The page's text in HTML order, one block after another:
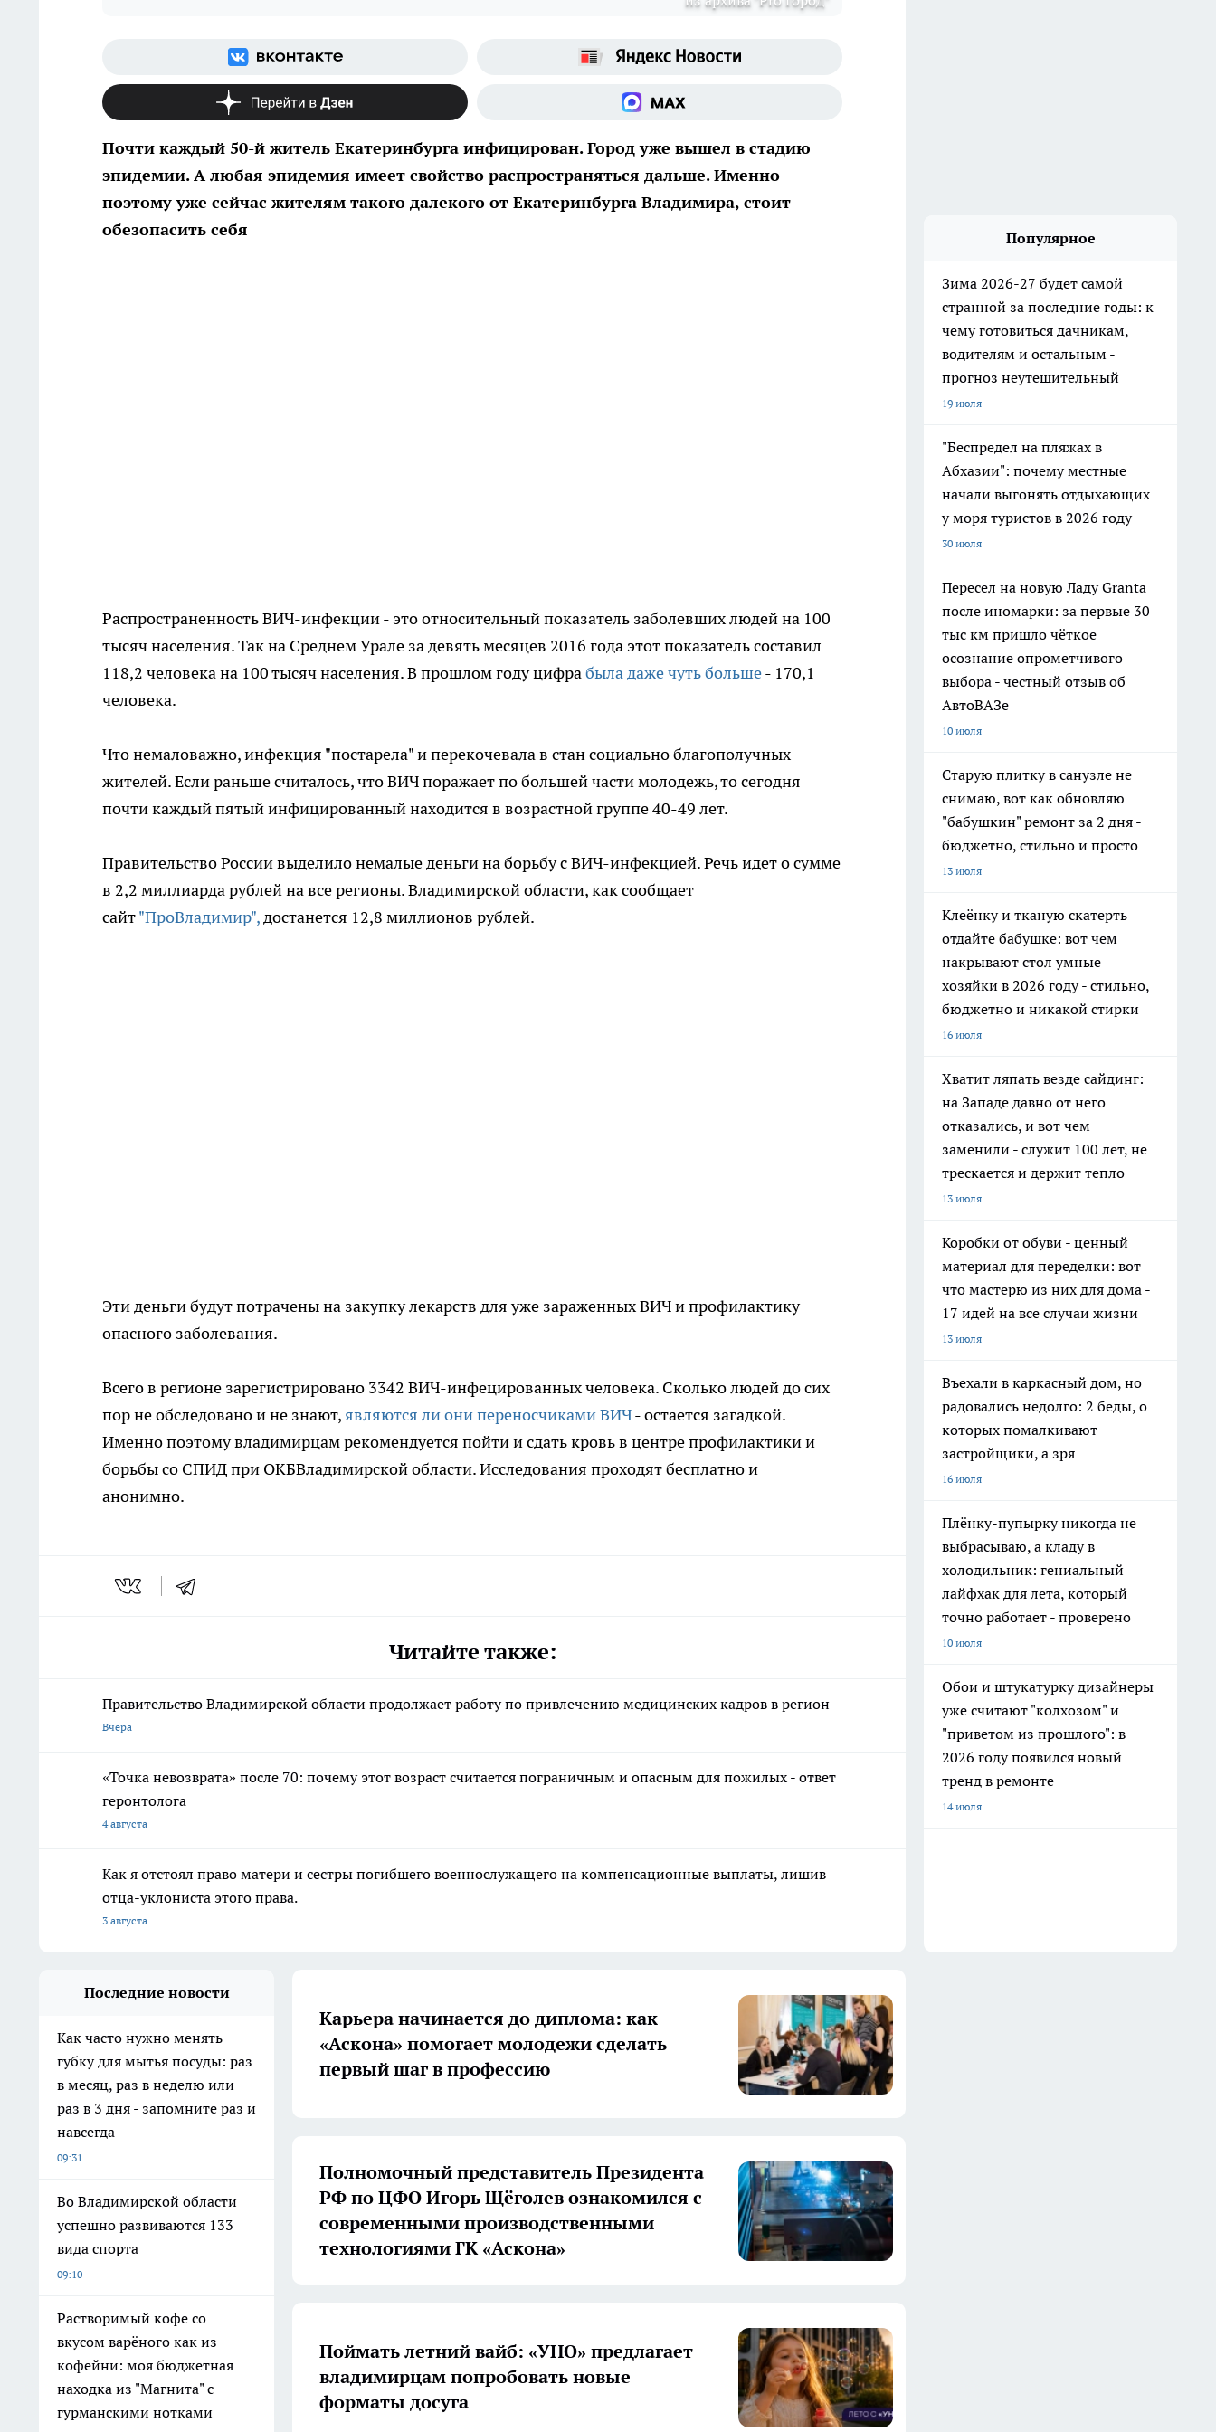
Почти каждый 50-й житель Екатеринбурга инфицирован. Город уже вышел в стадию
эпидемии. А любая эпидемия имеет свойство распространяться дальше. Именно
поэтому уже сейчас жителям такого далекого от Екатеринбурга Владимира, стоит
обезопасить себя
Распространенность ВИЧ-инфекции - это относительный показатель заболевших людей на 100
тысяч населения. Так на Среднем Урале за девять месяцев 2016 года этот показатель составил
118,2 человека на 100 тысяч населения. В прошлом году цифрабыла даже чуть больше- 170,1
человека.
Что немаловажно, инфекция "постарела" и перекочевала в стан социально благополучных
жителей. Если раньше считалось, что ВИЧ поражает по большей части молодежь, то сегодня
почти каждый пятый инфицированный находится в возрастной группе 40-49 лет.
Правительство России выделило немалые деньги на борьбу с ВИЧ-инфекцией. Речь идет о сумме
в 2,2 миллиарда рублей на все регионы. Владимирской области, как сообщает
сайт"ПроВладимир",достанется 12,8 миллионов рублей.
Эти деньги будут потрачены на закупку лекарств для уже зараженных ВИЧ и профилактику
опасного заболевания.
Всего в регионе зарегистрировано 3342 ВИЧ-инфецированных человека. Сколько людей до сих
пор не обследовано и не знают,являются ли они переносчиками ВИЧ- остается загадкой.
Именно поэтому владимирцам рекомендуется пойти и сдать кровь в центре профилактики и
борьбы со СПИД при ОКБВладимирской области. Исследования проходят бесплатно и
анонимно.
Читайте также:
Правительство Владимирской области продолжает работу по привлечению медицинских кадров в регион
Вчера
«Точка невозврата» после 70: почему этот возраст считается пограничным и опасным для пожилых - ответ
геронтолога
4 августа
Как я отстоял право матери и сестры погибшего военнослужащего на компенсационные выплаты, лишив
отца-уклониста этого права.
3 августа
Популярное
Зима 2026-27 будет самой
странной за последние годы: к
чему готовиться дачникам,
водителям и остальным -
прогноз неутешительный
19 июля
"Беспредел на пляжах в
Абхазии": почему местные
начали выгонять отдыхающих
у моря туристов в 2026 году
30 июля
Пересел на новую Ладу Granta
после иномарки: за первые 30
тыс км пришло чёткое
осознание опрометчивого
выбора - честный отзыв об
АвтоВАЗе
10 июля
Старую плитку в санузле не
снимаю, вот как обновляю
"бабушкин" ремонт за 2 дня -
бюджетно, стильно и просто
13 июля
Клеёнку и тканую скатерть
отдайте бабушке: вот чем
накрывают стол умные
хозяйки в 2026 году - стильно,
бюджетно и никакой стирки
16 июля
Хватит ляпать везде сайдинг:
на Западе давно от него
отказались, и вот чем
заменили - служит 100 лет, не
трескается и держит тепло
13 июля
Коробки от обуви - ценный
материал для переделки: вот
что мастерю из них для дома -
17 идей на все случаи жизни
13 июля
Въехали в каркасный дом, но
радовались недолго: 2 беды, о
которых помалкивают
застройщики, а зря
16 июля
Плёнку-пупырку никогда не
выбрасываю, а кладу в
холодильник: гениальный
лайфхак для лета, который
точно работает - проверено
10 июля
Обои и штукатурку дизайнеры
уже считают "колхозом" и
"приветом из прошлого": в
2026 году появился новый
тренд в ремонте
14 июля
Последние новости
Как часто нужно менять
губку для мытья посуды: раз
в месяц, раз в неделю или
раз в 3 дня - запомните раз и
навсегда
09:31
Во Владимирской области
успешно развиваются 133
вида спорта
09:10
Растворимый кофе со
вкусом варёного как из
кофейни: моя бюджетная
находка из "Магнита" с
гурманскими нотками
Карьера начинается до диплома: как
«Аскона» помогает молодежи сделать
первый шаг в профессию
Полномочный представитель Президента
РФ по ЦФО Игорь Щёголев ознакомился с
современными производственными
технологиями ГК «Аскона»
Поймать летний вайб: «УНО» предлагает
владимирцам попробовать новые
форматы досуга